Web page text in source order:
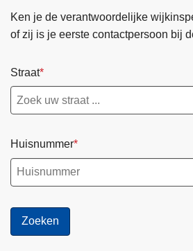
Ken je de verantwoordelijke
of zij is je eerste contactpersoon bij
Straat
Huisnummer